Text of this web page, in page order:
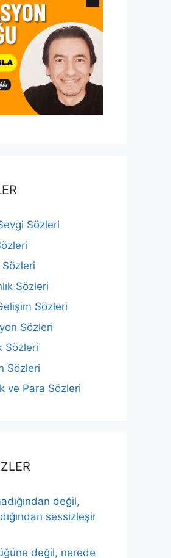
Sözleri
Sözleri
Sözleri
Sözleri
Sözleri
Sözleri
ve Para Sözleri
değil,
sessizleşir
değil, nerede